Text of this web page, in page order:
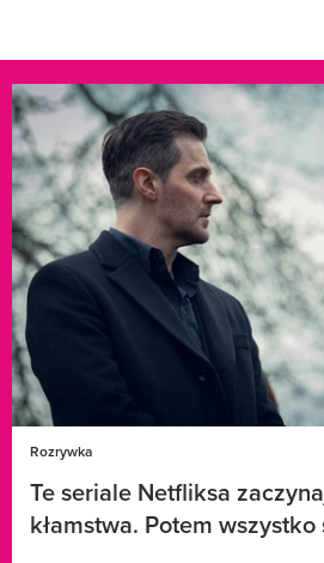
Rozrywka
Te seriale Netfliksa
kłamstwa. Potem